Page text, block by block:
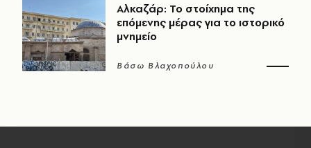
Αλκαζάρ: Το στοίχημα της
επόμενης μέρας για το ιστορικό
μνημείο
Βάσω Βλαχοπούλου